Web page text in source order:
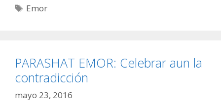
Etiquetas
Emor
PARASHAT EMOR: Celebrar aun la
contradicción
mayo 23, 2016